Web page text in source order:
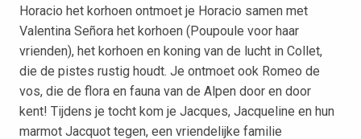
Horacio het korhoen ontmoet je Horacio samen met
Valentina Señora het korhoen (Poupoule voor haar
vrienden), het korhoen en koning van de lucht in Collet,
die de pistes rustig houdt. Je ontmoet ook Romeo de
vos, die de flora en fauna van de Alpen door en door
kent! Tijdens je tocht kom je Jacques, Jacqueline en hun
marmot Jacquot tegen, een vriendelijke familie